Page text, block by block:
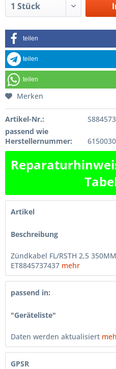
teilen
teilen
teilen
Merken
Artikel-Nr.:
passend wie
Herstellernummer:
Artikel
Beschreibung
Zündkabel FL/RSTH 2,5
ET8845737437 mehr
passend in:
"Geräteliste"
Daten werden aktualisiert
GPSR